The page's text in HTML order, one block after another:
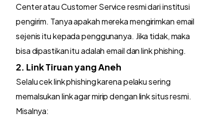
Center atau Customer Service resmi dari institusi
pengirim. Tanya apakah mereka mengirimkan email
sejenis itu kepada penggunanya. Jika tidak, maka
bisa dipastikan itu adalah email dan link phishing.
2. Link Tiruan yang Aneh
Selalu cek link phishing karena pelaku sering
memalsukan link agar mirip dengan link situs resmi.
Misalnya: